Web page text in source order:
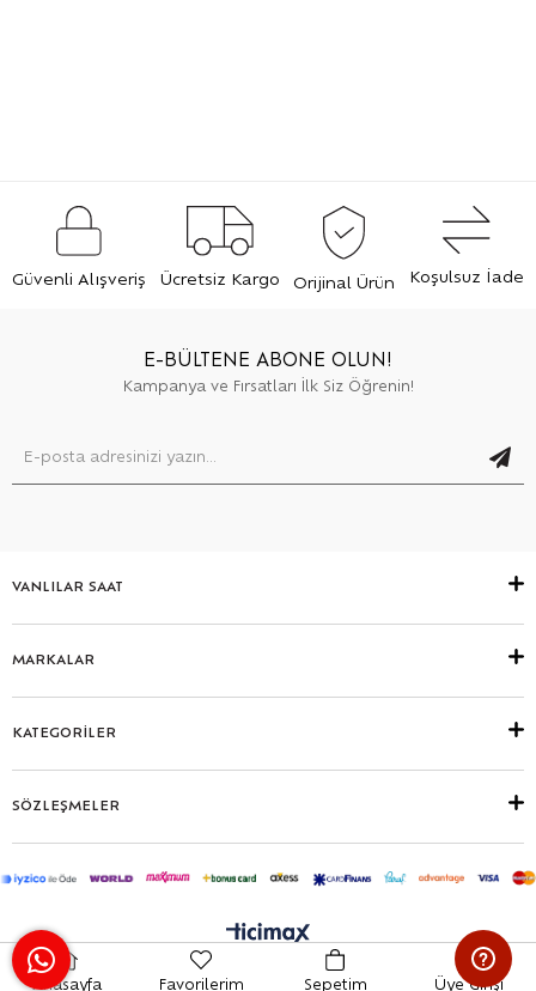
Güvenli Alışveriş Ücretsiz Kargo Orijinal Ürün Koşulsuz İade
E-BÜLTENE ABONE OLUN!
Kampanya ve Fırsatları İlk Siz Öğrenin!
VANLILAR SAAT
MARKALAR
KATEGORİLER
SÖZLEŞMELER
Anasayfa Favorilerim Sepetim Üye Girişi